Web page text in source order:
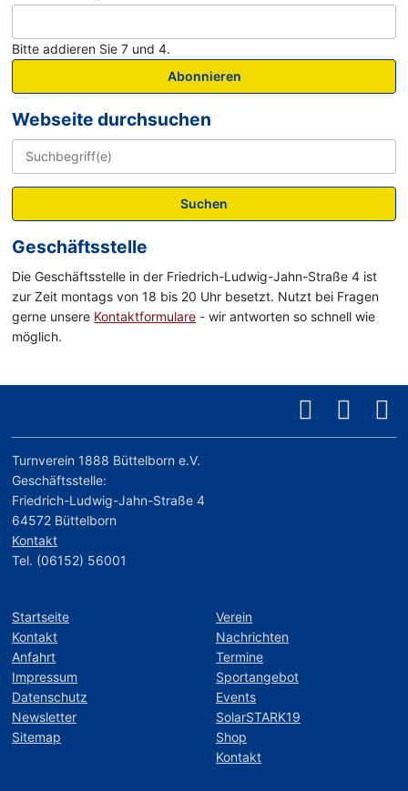
Bitte addieren Sie 7 und 4.
Abonnieren
Webseite durchsuchen
Suchen
Geschäftsstelle
Die Geschäftsstelle in der Friedrich-Ludwig-Jahn-Straße 4 ist
zur Zeit montags von 18 bis 20 Uhr besetzt. Nutzt bei Fragen
gerne unsere Kontaktformulare - wir antworten so schnell wie
möglich.
Turnverein 1888 Büttelborn e.V.
Geschäftsstelle:
Friedrich-Ludwig-Jahn-Straße 4
64572 Büttelborn
Kontakt
Tel. (06152) 56001
Startseite
Kontakt
Anfahrt
Impressum
Datenschutz
Newsletter
Sitemap
Verein
Nachrichten
Termine
Sportangebot
Events
SolarSTARK19
Shop
Kontakt